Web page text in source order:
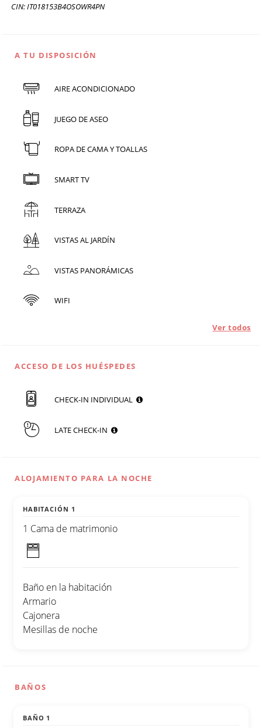
CIN: IT018153B4OSOWR4PN
A TU DISPOSICIÓN
AIRE ACONDICIONADO
JUEGO DE ASEO
ROPA DE CAMA Y TOALLAS
SMART TV
TERRAZA
VISTAS AL JARDÍN
VISTAS PANORÁMICAS
WIFI
Ver todos
ACCESO DE LOS HUÉSPEDES
CHECK-IN INDIVIDUAL
LATE CHECK-IN
ALOJAMIENTO PARA LA NOCHE
HABITACIÓN 1
1 Cama de matrimonio
Baño en la habitación
Armario
Cajonera
Mesillas de noche
BAÑOS
BAÑO 1